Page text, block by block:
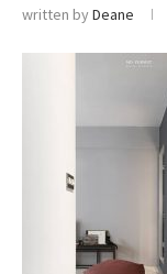
written byDeane